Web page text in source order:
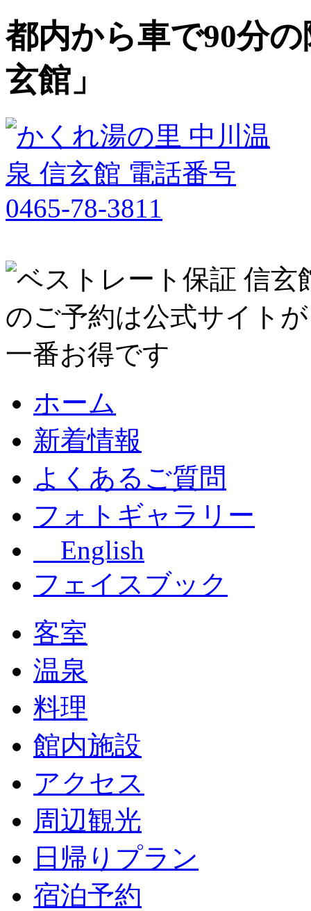
都内から車で90分
玄館」
ホーム
新着情報
よくあるご質問
フォトギャラリー
English
フェイスブック
客室
温泉
料理
館内施設
アクセス
周辺観光
日帰りプラン
宿泊予約